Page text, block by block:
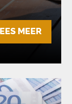
MEER